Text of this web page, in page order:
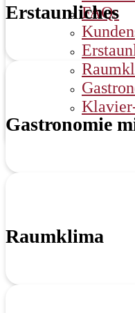
FAQs
Erstaunliches
Gastronomie
Raumklima